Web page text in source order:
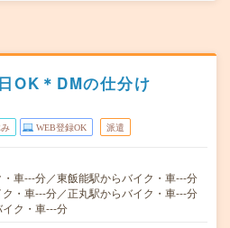
OK＊DMの仕分け
WEB登録OK 派遣
車---分／東飯能駅からバイク・車---分
ク・車---分／正丸駅からバイク・車---分
イク・車---分